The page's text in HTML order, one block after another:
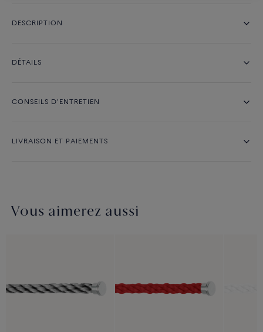
DESCRIPTION
DÉTAILS
CONSEILS D'ENTRETIEN
LIVRAISON ET PAIEMENTS
Vous aimerez aussi